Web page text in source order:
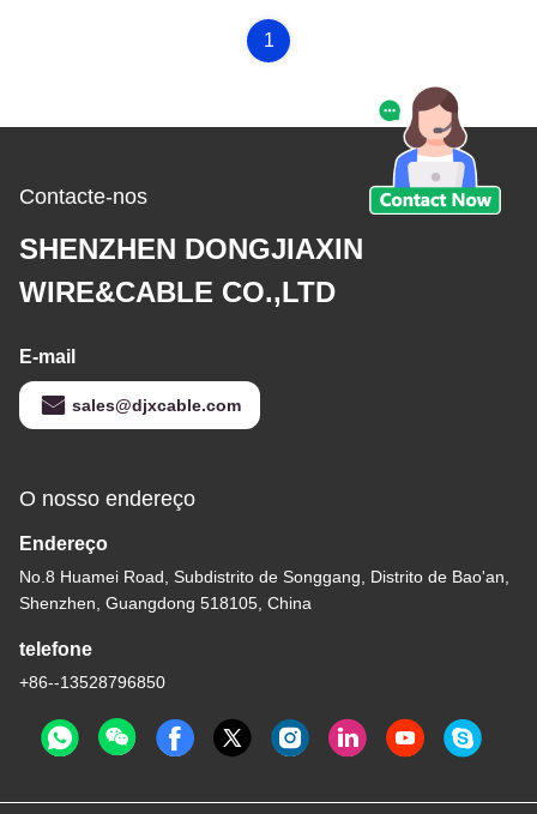
1
Contacte-nos
SHENZHEN DONGJIAXIN
WIRE&CABLE CO.,LTD
E-mail
sales@djxcable.com
O nosso endereço
Endereço
No.8 Huamei Road, Subdistrito de Songgang, Distrito de Bao'an,
Shenzhen, Guangdong 518105, China
telefone
+86--13528796850